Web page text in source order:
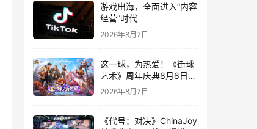
游戏出海，全面进入“内容
经营”时代
2026年8月7日
这一球，为热爱！《街球
艺术》周年庆典8月8日正
式上线，多重福利与全新
2026年8月7日
《代号：对决》ChinaJoy